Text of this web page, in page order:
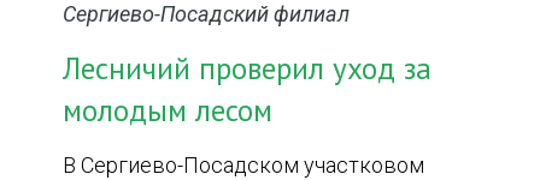
Сергиево-Посадский филиал
Лесничий проверил уход за
молодым лесом
В Сергиево-Посадском участковом